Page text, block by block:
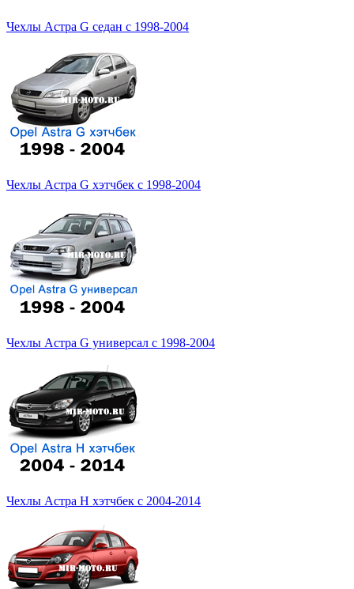
Чехлы Астра G седан с 1998-2004
Чехлы Астра G хэтчбек с 1998-2004
Чехлы Астра G универсал с 1998-2004
Чехлы Астра Н хэтчбек с 2004-2014